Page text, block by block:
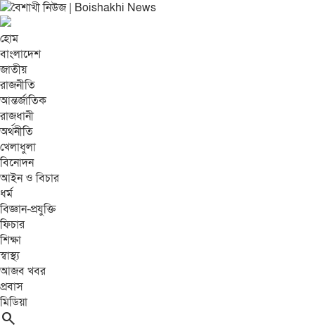
হোম
বাংলাদেশ
জাতীয়
রাজনীতি
আন্তর্জাতিক
রাজধানী
অর্থনীতি
খেলাধুলা
বিনোদন
আইন ও বিচার
ধর্ম
বিজ্ঞান-প্রযুক্তি
ফিচার
শিক্ষা
স্বাস্থ্য
আজব খবর
প্রবাস
মিডিয়া
search